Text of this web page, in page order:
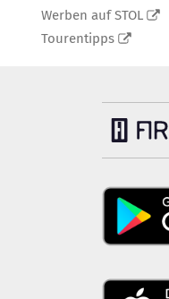
Werben auf STOL
Tourentipps